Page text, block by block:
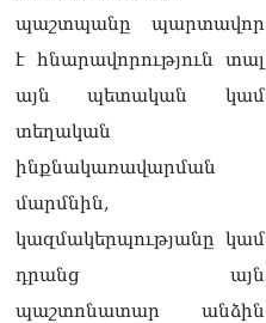
պաշտպանը պարտավոր
է հնարավորություն տալ
այն պետական կամ
տեղական
ինքնակառավարման
մարմնին,
կազմակերպությանը կամ
դրանց այն
պաշտոնատար անձին